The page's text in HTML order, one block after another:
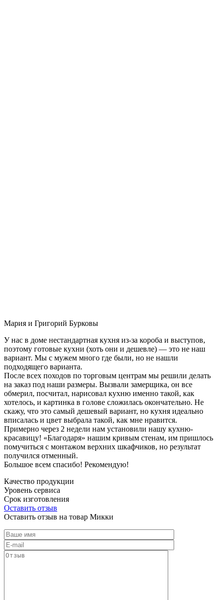
Мария и Григорий Бурковы
У нас в доме нестандартная кухня из-за короба и выступов,
поэтому готовые кухни (хоть они и дешевле) — это не наш
вариант. Мы с мужем много где были, но не нашли
подходящего варианта.
После всех походов по торговым центрам мы решили делать
на заказ под наши размеры. Вызвали замерщика, он все
обмерил, посчитал, нарисовал кухню именно такой, как
хотелось, и картинка в голове сложилась окончательно. Не
скажу, что это самый дешевый вариант, но кухня идеально
вписалась и цвет выбрала такой, как мне нравится.
Примерно через 2 недели нам установили нашу кухню-
красавицу! «Благодаря» нашим кривым стенам, им пришлось
помучиться с монтажом верхних шкафчиков, но результат
получился отменный.
Большое всем спасибо! Рекомендую!
Качество продукции
Уровень сервиса
Срок изготовления
Оставить отзыв
Оставить отзыв на товар Микки